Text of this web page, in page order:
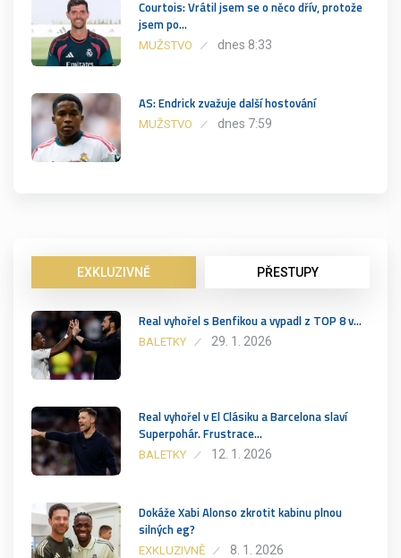
Courtois: Vrátil jsem se o něco dřív, protože
jsem po…
MUŽSTVO dnes 8:33
AS: Endrick zvažuje další hostování
MUŽSTVO dnes 7:59
EXKLUZIVNĚ PŘESTUPY
Real vyhořel s Benfikou a vypadl z TOP 8 v…
BALETKY 29. 1. 2026
Real vyhořel v El Clásiku a Barcelona slaví
Superpohár. Frustrace…
BALETKY 12. 1. 2026
Dokáže Xabi Alonso zkrotit kabinu plnou
silných eg?
EXKLUZIVNĚ 8. 1. 2026